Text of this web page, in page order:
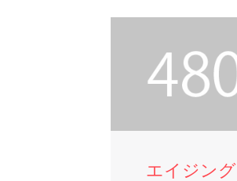
エイジング